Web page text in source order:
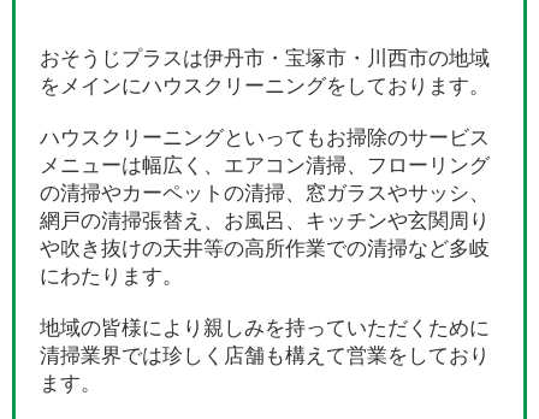
おそうじプラスは伊丹市・宝塚市・川西市の地域
をメインにハウスクリーニングをしております。
ハウスクリーニングといってもお掃除のサービス
メニューは幅広く、エアコン清掃、フローリング
の清掃やカーペットの清掃、窓ガラスやサッシ、
網戸の清掃張替え、お風呂、キッチンや玄関周り
や吹き抜けの天井等の高所作業での清掃など多岐
にわたります。
地域の皆様により親しみを持っていただくために
清掃業界では珍しく店舗も構えて営業をしており
ます。